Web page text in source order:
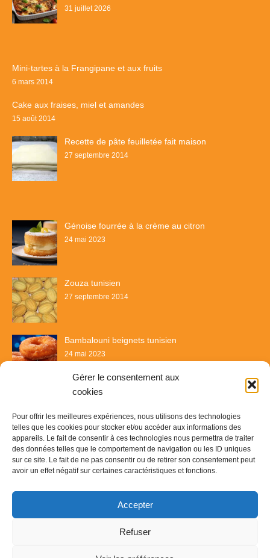
Gérer le consentement aux
cookies
Pour offrir les meilleures expériences, nous utilisons des technologies
telles que les cookies pour stocker et/ou accéder aux informations des
appareils. Le fait de consentir à ces technologies nous permettra de traiter
des données telles que le comportement de navigation ou les ID uniques
sur ce site. Le fait de ne pas consentir ou de retirer son consentement peut
avoir un effet négatif sur certaines caractéristiques et fonctions.
Accepter
Refuser
31 juillet 2026
Mini-tartes à la Frangipane et aux fruits
6 mars 2014
Cake aux fraises, miel et amandes
15 août 2014
Recette de pâte feuilletée fait maison
27 septembre 2014
Génoise fourrée à la crème au citron
24 mai 2023
Zouza tunisien
27 septembre 2014
Bambalouni beignets tunisien
24 mai 2023
Recette & Délices
Recette & Délice